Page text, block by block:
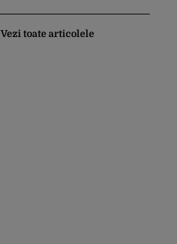
Vezi toate articolele